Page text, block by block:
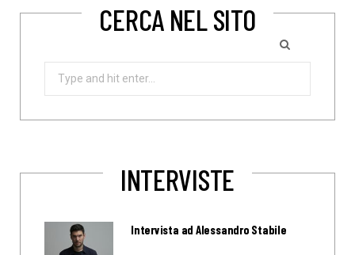
CERCA NEL SITO
Search
INTERVISTE
Intervista ad Alessandro Stabile